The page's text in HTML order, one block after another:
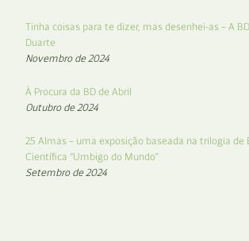
Tinha coisas para te dizer, mas desenhei-as – A
Duarte
Novembro de 2024
À Procura da BD de Abril
Outubro de 2024
25 Almas – uma exposição baseada na trilogia de
Científica “Umbigo do Mundo”
Setembro de 2024